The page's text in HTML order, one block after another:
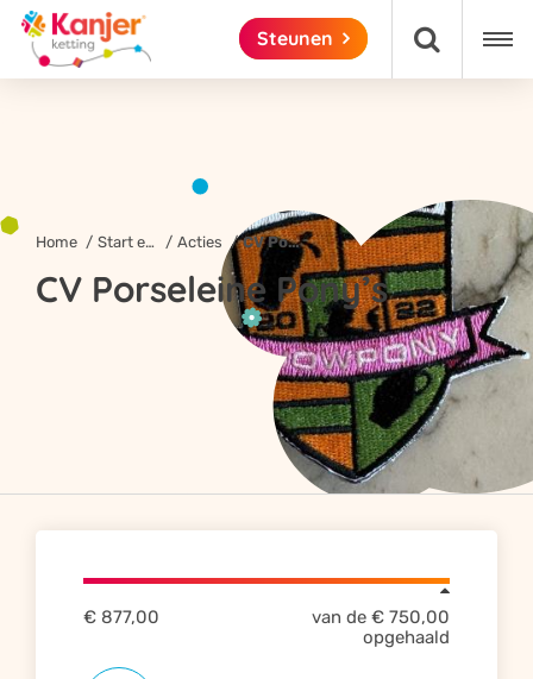
Steunen 
Home Start een actie! Acties CV Porseleine Pony’s
CV Porseleine Pony’s
€ 877,00 van de € 750,00
opgehaald